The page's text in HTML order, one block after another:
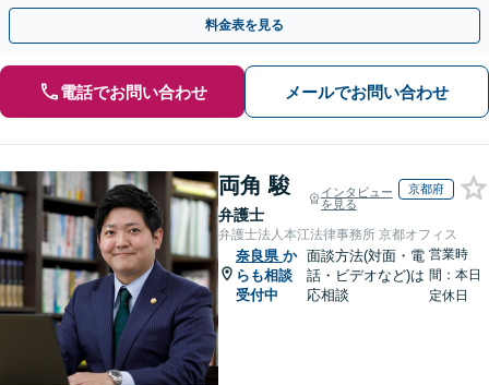
ン」もあります【平日の初回相談無料】【当日相談可能】
料金表を見る
電話でお問い合わせ メールでお問い合わせ
両角 駿
弁護士
インタビュー
を見る
京都府
弁護士法人本江法律事務所 京都オフィス
奈良県 か
らも相談
受付中
面談方法(対面・電
話・ビデオなど)は
応相談
営業時
間：本日
定休日